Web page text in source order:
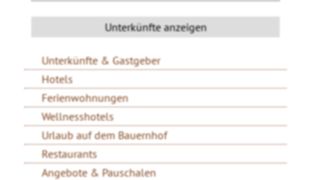
Unterkünfte & Gastgeber
Hotels
Ferienwohnungen
Wellnesshotels
Urlaub auf dem Bauernhof
Restaurants
Angebote & Pauschalen